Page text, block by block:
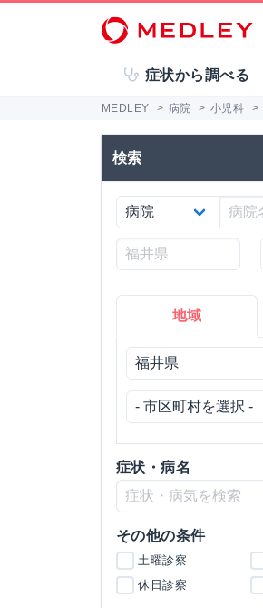
症状から調べる
MEDLEY > 病院 > 小児科 >
検索
地域
症状・病名
その他の条件
土曜診察
休日診察